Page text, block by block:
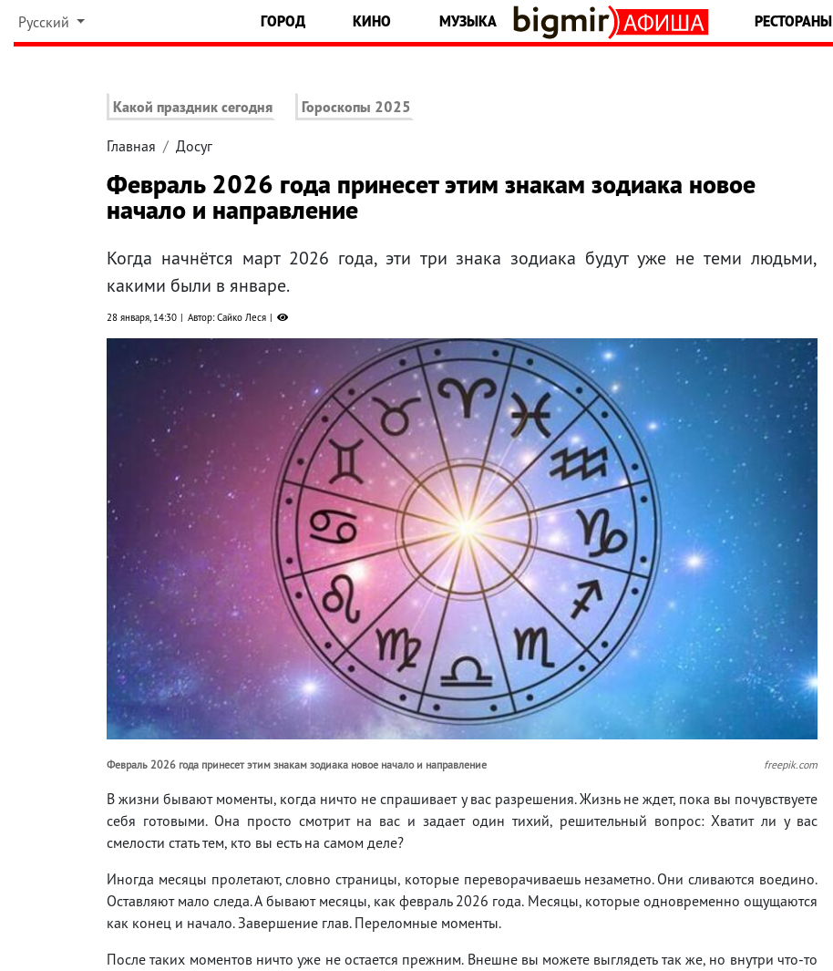
Русский ГОРОД КИНО МУЗЫКА РЕСТОРАНЫ
Какой праздник сегодня Гороскопы 2025
Главная Досуг
Февраль 2026 года принесет этим знакам зодиака новое
начало и направление
Когда начнётся март 2026 года, эти три знака зодиака будут уже не теми людьми,
какими были в январе.
28 января, 14:30 Автор: Сайко Леся
Февраль 2026 года принесет этим знакам зодиака новое начало и направление freepik.com
В жизни бывают моменты, когда ничто не спрашивает у вас разрешения. Жизнь не ждет, пока вы почувствуете
себя готовыми. Она просто смотрит на вас и задает один тихий, решительный вопрос: Хватит ли у вас
смелости стать тем, кто вы есть на самом деле?
Иногда месяцы пролетают, словно страницы, которые переворачиваешь незаметно. Они сливаются воедино.
Оставляют мало следа. А бывают месяцы, как февраль 2026 года. Месяцы, которые одновременно ощущаются
как конец и начало. Завершение глав. Переломные моменты.
После таких моментов ничто уже не остается прежним. Внешне вы можете выглядеть так же, но внутри что-то